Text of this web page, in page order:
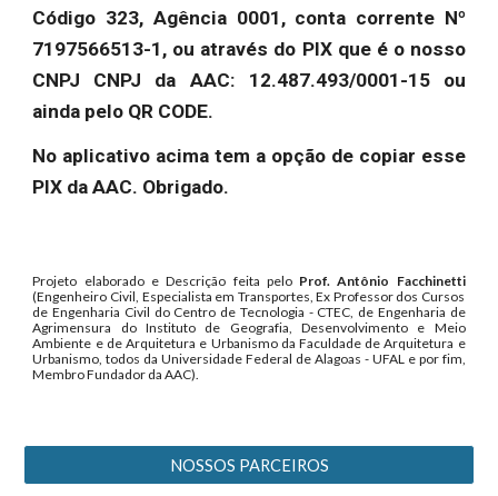
Código 323, Agência 0001, conta corrente Nº
7197566513-1, ou através do PIX que é o nosso
CNPJ CNPJ da AAC: 12.487.493/0001-15 ou
ainda pelo QR CODE.
No aplicativo acima tem a opção de copiar esse
PIX da AAC. Obrigado.
Projeto elaborado e Descrição feita pelo Prof. Antônio Facchinetti
(Engenheiro Civil, Especialista em Transportes, Ex Professor dos Cursos
de Engenharia Civil do Centro de Tecnologia - CTEC, de Engenharia de
Agrimensura do Instituto de Geografia, Desenvolvimento e Meio
Ambiente e de Arquitetura e Urbanismo da Faculdade de Arquitetura e
Urbanismo, todos da Universidade Federal de Alagoas - UFAL e por fim,
Membro Fundador da AAC).
NOSSOS PARCEIROS